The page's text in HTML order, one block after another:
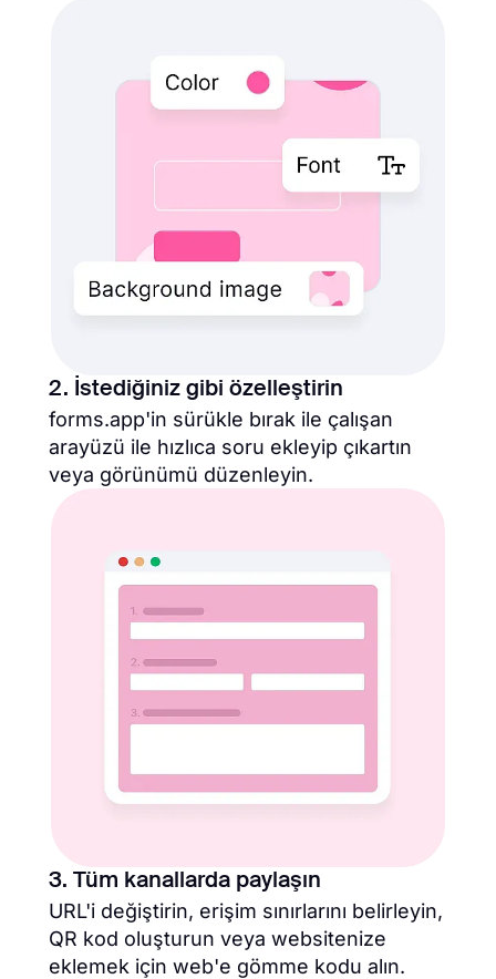
2. İstediğiniz gibi özelleştirin
forms.app'in sürükle bırak ile çalışan
arayüzü ile hızlıca soru ekleyip çıkartın
veya görünümü düzenleyin.
3. Tüm kanallarda paylaşın
URL'i değiştirin, erişim sınırlarını belirleyin,
QR kod oluşturun veya websitenize
eklemek için web'e gömme kodu alın.